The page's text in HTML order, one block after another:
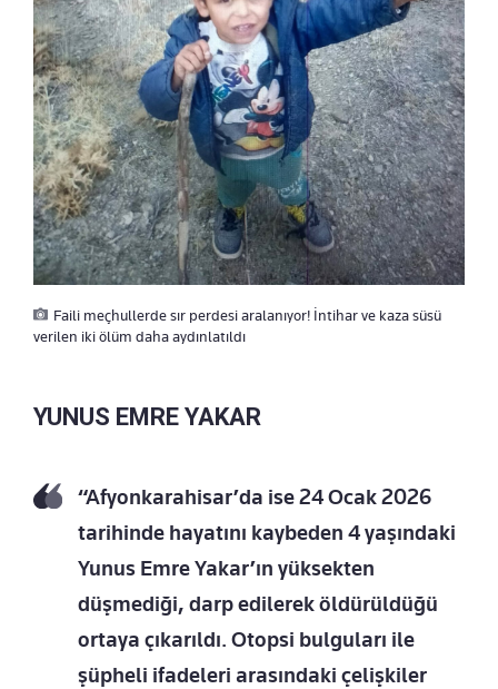
Faili meçhullerde sır perdesi aralanıyor! İntihar ve kaza süsü
verilen iki ölüm daha aydınlatıldı
YUNUS EMRE YAKAR
“Afyonkarahisar’da ise 24 Ocak 2026
tarihinde hayatını kaybeden 4 yaşındaki
Yunus Emre Yakar’ın yüksekten
düşmediği, darp edilerek öldürüldüğü
ortaya çıkarıldı. Otopsi bulguları ile
şüpheli ifadeleri arasındaki çelişkiler